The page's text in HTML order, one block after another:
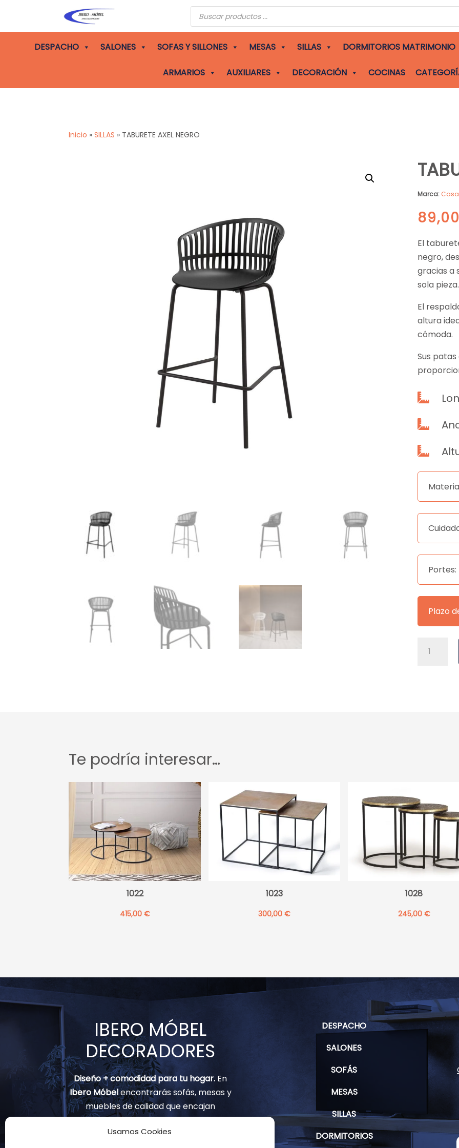
Usamos Cookies
Búsqueda
de
productos
DESPACHO SALONES SOFAS Y SILLONES MESAS SILLAS DORMITORIOS MATRIMONIO
ARMARIOS AUXILIARES DECORACIÓN COCINAS
Inicio »SILLAS » TABURETE AXEL NEGRO
Marca:
89,00
El
negro,
gracias a
sola pieza.
El
altura
cómoda.
Sus



Portes:
Plazo
AXEL
Te podría interesar…
1022
415,00 €
1023
300,00€
1028
245,00 €
IBERO MÓBEL
DECORADORES
Diseño + comodidad para tu hogar. En
Ibero Móbelencontrarás sofás, mesas y
muebles de calidad que encajan
contigo.
DESPACHO
SALONES
SOFÁS
MESAS
SILLAS
DORMITORIOS